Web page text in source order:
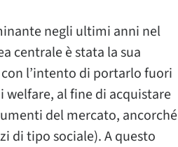
negli ultimi anni nel
centrale è stata la sua
l’intento di portarlo fuori
welfare, al fine di acquistare
del mercato, ancorché
di tipo sociale). A questo